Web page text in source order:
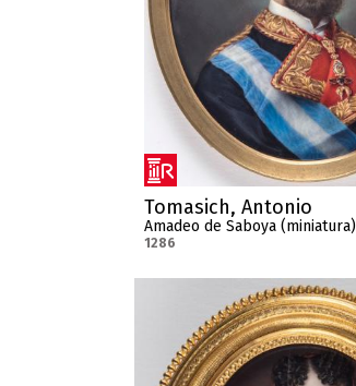
Tomasich, Antonio
Amadeo de Saboya (miniatura)
1286